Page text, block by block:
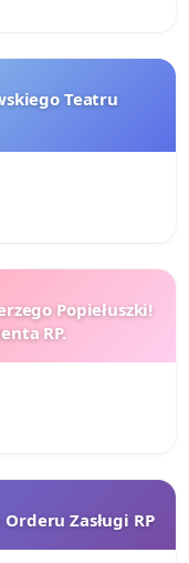
Teatru
Popiełuszki!
RP.
Zasługi RP